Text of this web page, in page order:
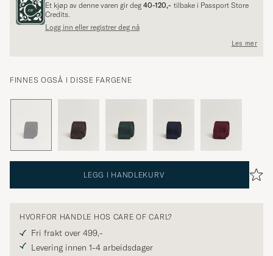
Et kjøp av denne varen gir deg 40-120,- tilbake i Passport Store
Credits.
Logg inn eller registrer deg nå
Les mer
FINNES OGSÅ I DISSE FARGENE
LEGG I HANDLEKURV
HVORFOR HANDLE HOS CARE OF CARL?
Fri frakt over 499,-
Levering innen 1-4 arbeidsdager